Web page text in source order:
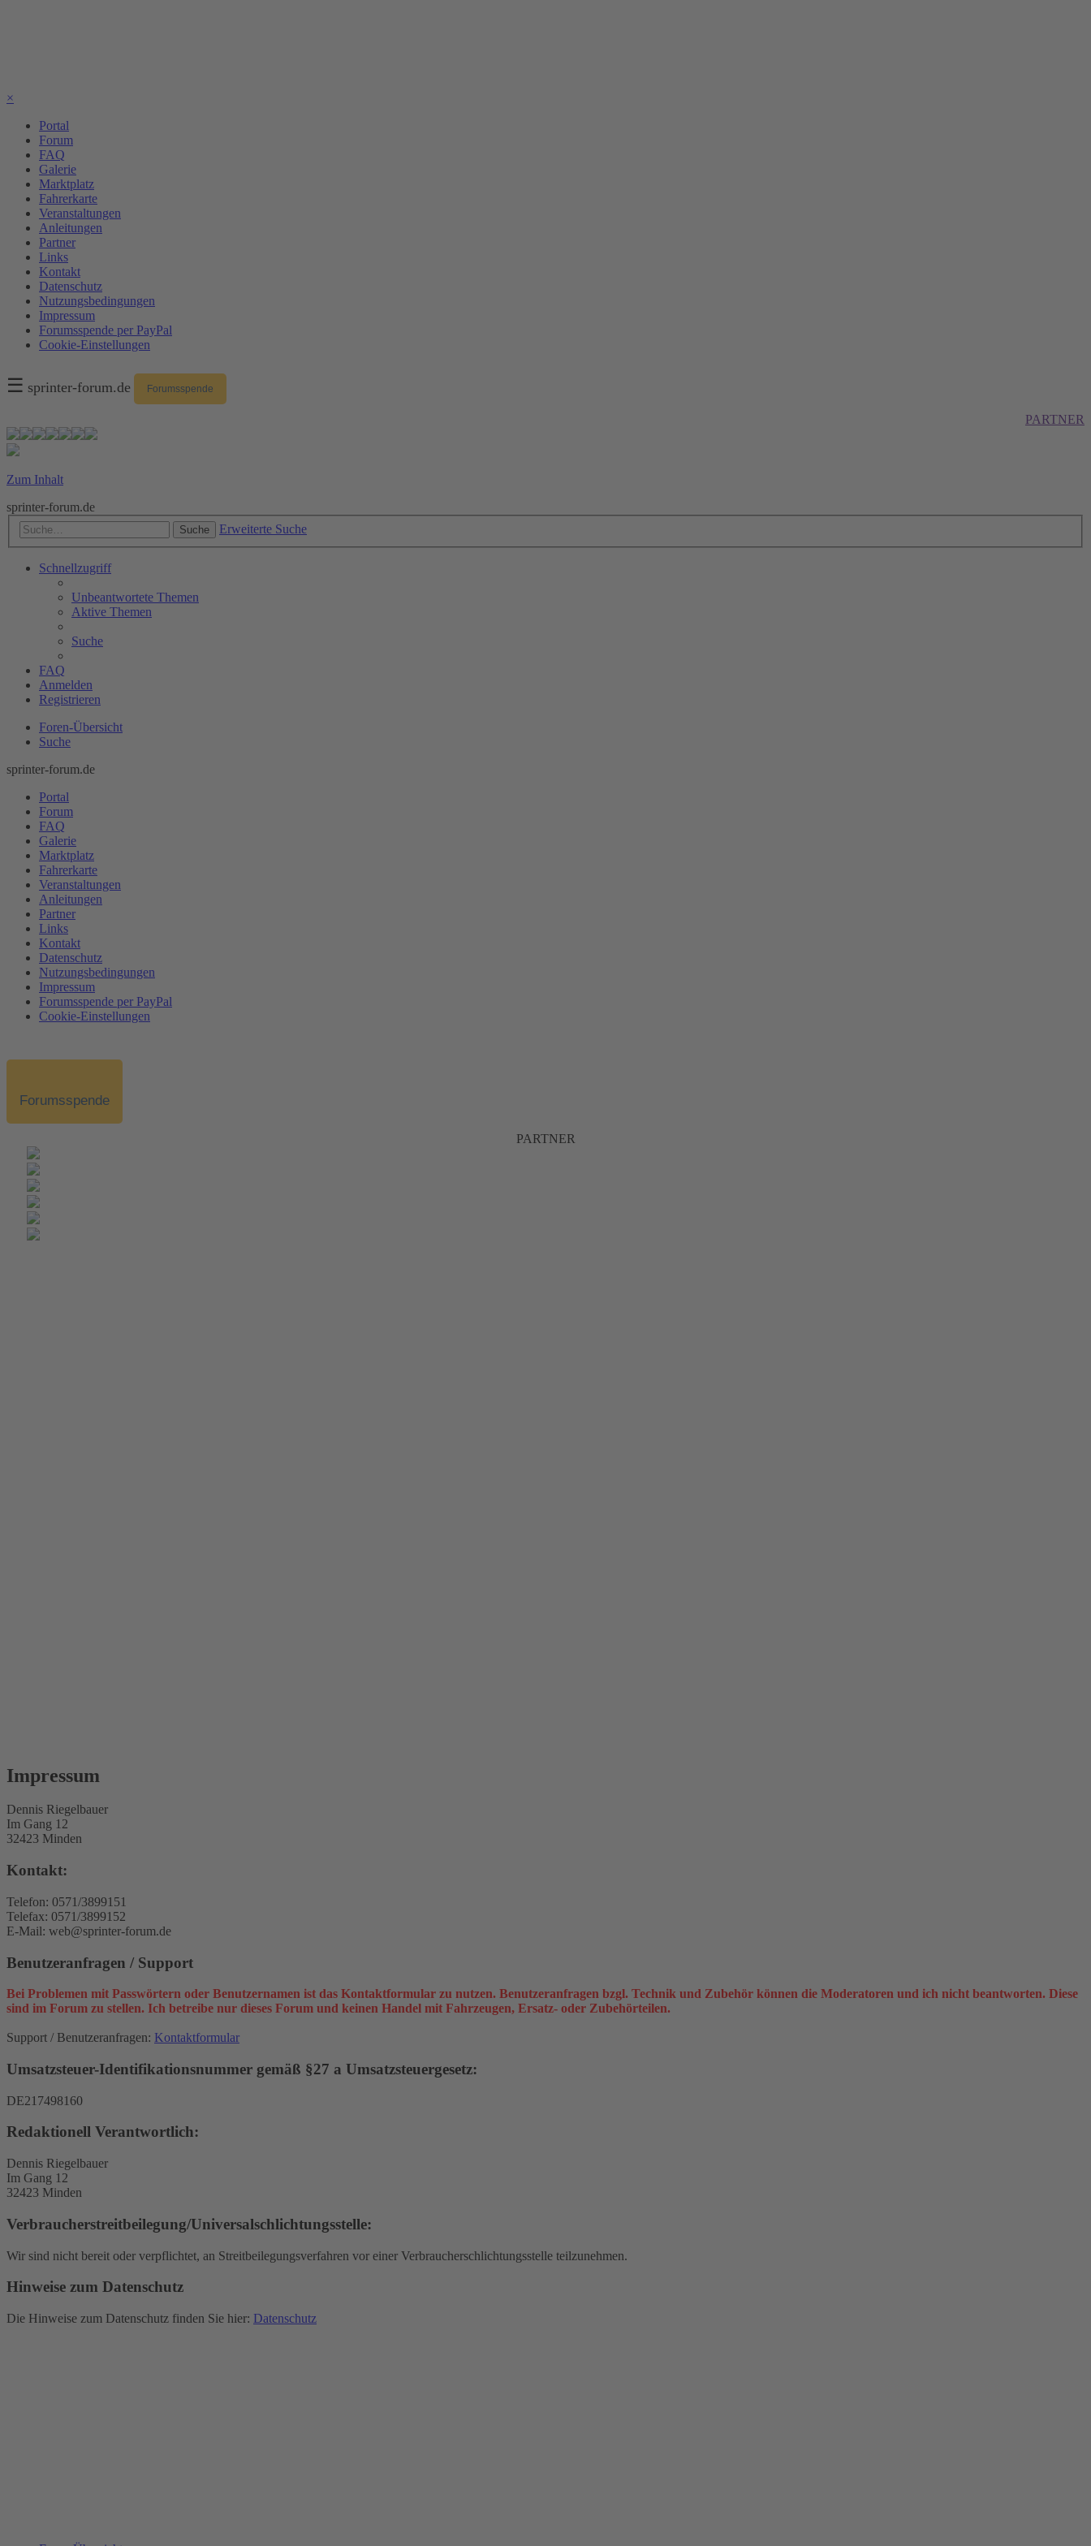
×
Portal
Forum
FAQ
Galerie
Marktplatz
Fahrerkarte
Veranstaltungen
Anleitungen
Partner
Links
Kontakt
Datenschutz
Nutzungsbedingungen
Impressum
Forumsspende per PayPal
Cookie-Einstellungen
☰ sprinter-forum.de Forumsspende
PARTNER
Zum Inhalt
sprinter-forum.de
Suche Erweiterte Suche
Schnellzugriff
Unbeantwortete Themen
Aktive Themen
Suche
FAQ
Anmelden
Registrieren
Foren-Übersicht
Suche
sprinter-forum.de
Portal
Forum
FAQ
Galerie
Marktplatz
Fahrerkarte
Veranstaltungen
Anleitungen
Partner
Links
Kontakt
Datenschutz
Nutzungsbedingungen
Impressum
Forumsspende per PayPal
Cookie-Einstellungen
Forumsspende
PARTNER
Impressum
Dennis Riegelbauer
Im Gang 12
32423 Minden
Kontakt:
Telefon: 0571/3899151
Telefax: 0571/3899152
E-Mail: web@sprinter-forum.de
Benutzeranfragen / Support
Bei Problemen mit Passwörtern oder Benutzernamen ist das Kontaktformular zu nutzen. Benutzeranfragen bzgl. Technik und Zubehör können die Moderatoren und ich nicht beantworten. Diese
sind im Forum zu stellen. Ich betreibe nur dieses Forum und keinen Handel mit Fahrzeugen, Ersatz- oder Zubehörteilen.
Support / Benutzeranfragen: Kontaktformular
Umsatzsteuer-Identifikationsnummer gemäß §27 a Umsatzsteuergesetz:
DE217498160
Redaktionell Verantwortlich:
Dennis Riegelbauer
Im Gang 12
32423 Minden
Verbraucher­streit­beilegung/Universal­schlichtungs­stelle:
Wir sind nicht bereit oder verpflichtet, an Streitbeilegungsverfahren vor einer Verbraucherschlichtungsstelle teilzunehmen.
Hinweise zum Datenschutz
Die Hinweise zum Datenschutz finden Sie hier: Datenschutz